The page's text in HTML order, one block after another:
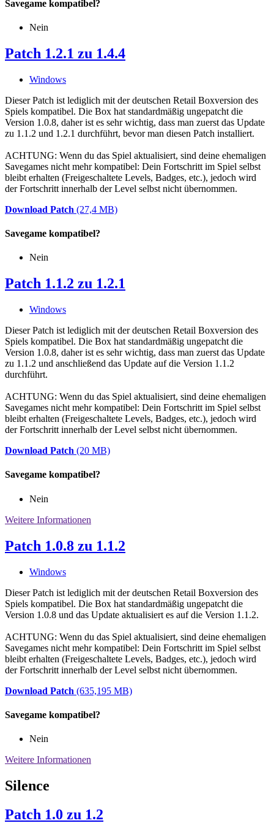
Savegame kompatibel?
Nein
Patch 1.2.1 zu 1.4.4
Windows
Dieser Patch ist lediglich mit der deutschen Retail Boxversion des
Spiels kompatibel. Die Box hat standardmäßig ungepatcht die
Version 1.0.8, daher ist es sehr wichtig, dass man zuerst das Update
zu 1.1.2 und 1.2.1 durchführt, bevor man diesen Patch installiert.
ACHTUNG: Wenn du das Spiel aktualisiert, sind deine ehemaligen
Savegames nicht mehr kompatibel: Dein Fortschritt im Spiel selbst
bleibt erhalten (Freigeschaltete Levels, Badges, etc.), jedoch wird
der Fortschritt innerhalb der Level selbst nicht übernommen.
Download Patch (27,4 MB)
Savegame kompatibel?
Nein
Patch 1.1.2 zu 1.2.1
Windows
Dieser Patch ist lediglich mit der deutschen Retail Boxversion des
Spiels kompatibel. Die Box hat standardmäßig ungepatcht die
Version 1.0.8, daher ist es sehr wichtig, dass man zuerst das Update
zu 1.1.2 und anschließend das Update auf die Version 1.1.2
durchführt.
ACHTUNG: Wenn du das Spiel aktualisiert, sind deine ehemaligen
Savegames nicht mehr kompatibel: Dein Fortschritt im Spiel selbst
bleibt erhalten (Freigeschaltete Levels, Badges, etc.), jedoch wird
der Fortschritt innerhalb der Level selbst nicht übernommen.
Download Patch (20 MB)
Savegame kompatibel?
Nein
Weitere Informationen
Patch 1.0.8 zu 1.1.2
Windows
Dieser Patch ist lediglich mit der deutschen Retail Boxversion des
Spiels kompatibel. Die Box hat standardmäßig ungepatcht die
Version 1.0.8 und das Update aktualisiert es auf die Version 1.1.2.
ACHTUNG: Wenn du das Spiel aktualisiert, sind deine ehemaligen
Savegames nicht mehr kompatibel: Dein Fortschritt im Spiel selbst
bleibt erhalten (Freigeschaltete Levels, Badges, etc.), jedoch wird
der Fortschritt innerhalb der Level selbst nicht übernommen.
Download Patch (635,195 MB)
Savegame kompatibel?
Nein
Weitere Informationen
Silence
Patch 1.0 zu 1.2